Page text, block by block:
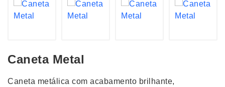
Caneta Metal
Caneta metálica com acabamento brilhante,